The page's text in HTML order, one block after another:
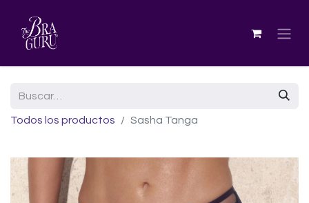
Todos los productos Sasha Tanga